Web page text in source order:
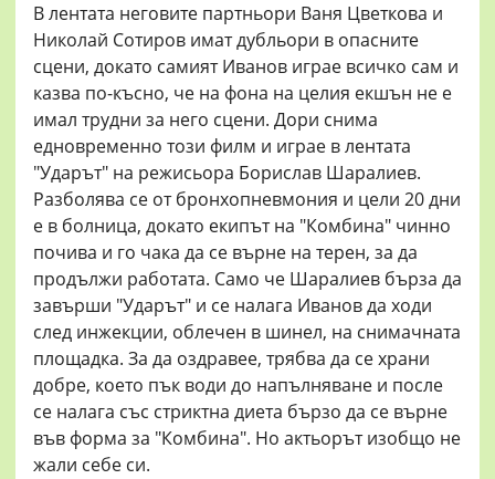
В лентата неговите партньори Ваня Цветкова и
Николай Сотиров имат дубльори в опасните
сцени, докато самият Иванов играе всичко сам и
казва по-късно, че на фона на целия екшън не е
имал трудни за него сцени. Дори снима
едновременно този филм и играе в лентата
"Ударът" на режисьора Борислав Шаралиев.
Разболява се от бронхопневмония и цели 20 дни
е в болница, докато екипът на "Комбина" чинно
почива и го чака да се върне на терен, за да
продължи работата. Само че Шаралиев бърза да
завърши "Ударът" и се налага Иванов да ходи
след инжекции, облечен в шинел, на снимачната
площадка. За да оздравее, трябва да се храни
добре, което пък води до напълняване и после
се налага със стриктна диета бързо да се върне
във форма за "Комбина". Но актьорът изобщо не
жали себе си.